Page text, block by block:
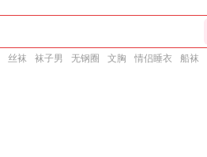
丝袜 袜子男 无钢圈 文胸 情侣睡衣 船袜